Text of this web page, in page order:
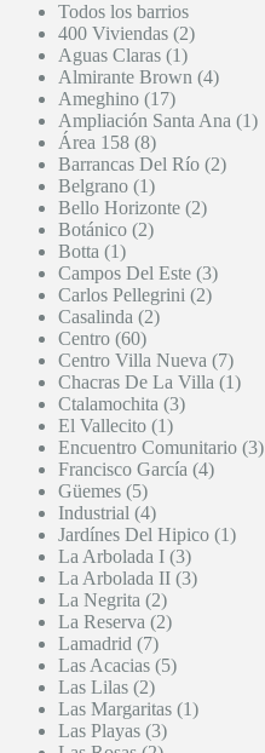
Todos los barrios
400 Viviendas (2)
Aguas Claras (1)
Almirante Brown (4)
Ameghino (17)
Ampliación Santa Ana (1)
Área 158 (8)
Barrancas Del Río (2)
Belgrano (1)
Bello Horizonte (2)
Botánico (2)
Botta (1)
Campos Del Este (3)
Carlos Pellegrini (2)
Casalinda (2)
Centro (60)
Centro Villa Nueva (7)
Chacras De La Villa (1)
Ctalamochita (3)
El Vallecito (1)
Encuentro Comunitario (3)
Francisco García (4)
Güemes (5)
Industrial (4)
Jardínes Del Hipico (1)
La Arbolada I (3)
La Arbolada II (3)
La Negrita (2)
La Reserva (2)
Lamadrid (7)
Las Acacias (5)
Las Lilas (2)
Las Margaritas (1)
Las Playas (3)